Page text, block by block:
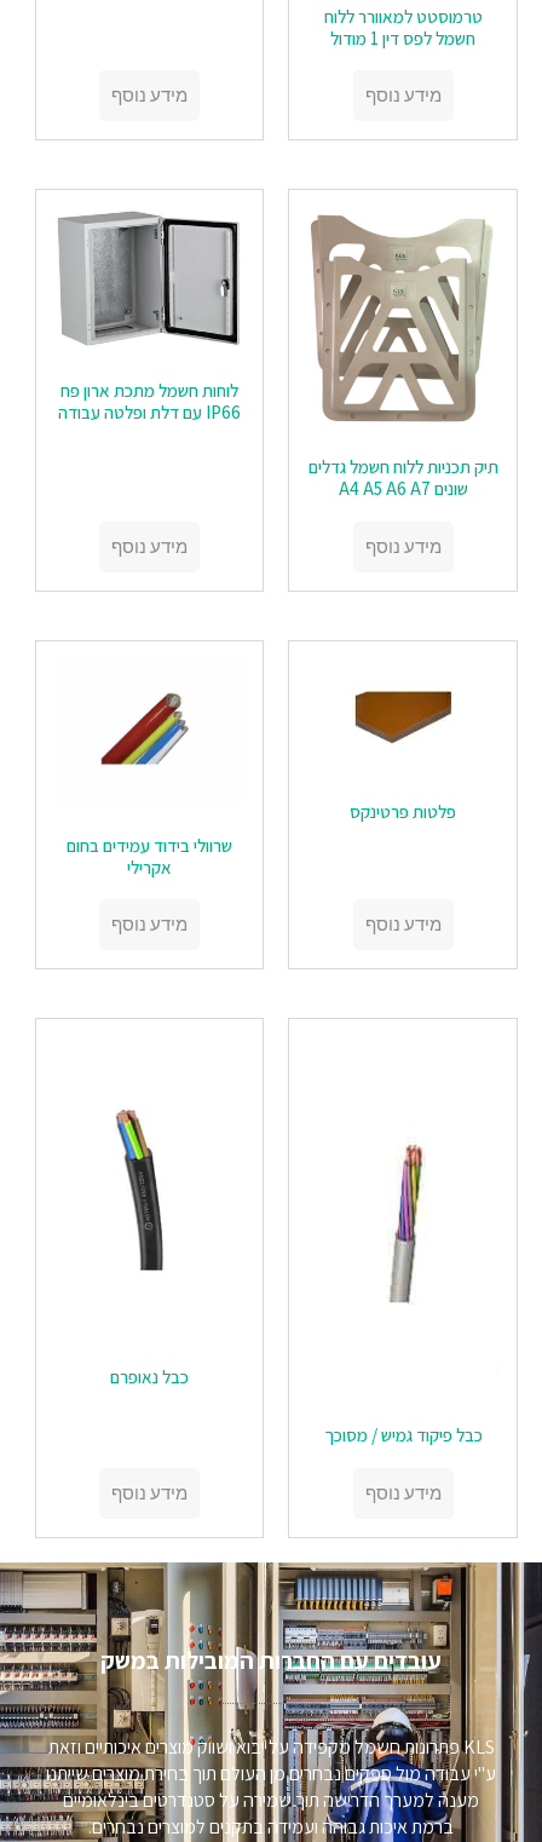
טרמוסטט למאוורר ללוח
חשמל לפס דין 1 מודול
מידע נוסף מידע נוסף
תיק תכניות ללוח חשמל גדלים
שונים A4 A5 A6 A7
מידע נוסף
לוחות חשמל מתכת ארון פח
IP66 עם דלת ופלטה עבודה
מידע נוסף
‏‏פלטות פרטינקס
מידע נוסף
‏‏שרוולי בידוד עמידים בחום
אקרילי
מידע נוסף
‏‏כבל פיקוד גמיש / מסוכך
מידע נוסף
כבל נאופרם
מידע נוסף
עובדים עם החברות המובילות במשק​
KLS פתרונות חשמל מקפידה על יבוא ושווק מוצרים איכותיים וזאת
ע"י עבודה מול ספקים נבחרים מן העולם תוך בחירת מוצרים שייתנו
מענה למערך הדרישה תוך שמירה על סטנדרטים בינלאומיים
ברמת איכות גבוהה ועמידה בתקנים למוצרים נבחרים.